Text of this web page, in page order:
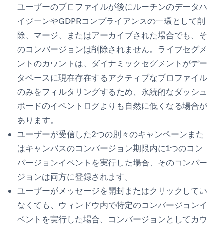
ユーザーのプロファイルが後にルーチンのデータハ
イジーンやGDPRコンプライアンスの一環として削
除、マージ、またはアーカイブされた場合でも、そ
のコンバージョンは削除されません。ライブセグメ
ントのカウントは、ダイナミックセグメントがデー
タベースに現在存在するアクティブなプロファイル
のみをフィルタリングするため、永続的なダッシュ
ボードのイベントログよりも自然に低くなる場合が
あります。
ユーザーが受信した2つの別々のキャンペーンまた
はキャンバスのコンバージョン期限内に1つのコン
バージョンイベントを実行した場合、そのコンバー
ジョンは両方に登録されます。
ユーザーがメッセージを開封またはクリックしてい
なくても、ウィンドウ内で特定のコンバージョンイ
ベントを実行した場合、コンバージョンとしてカウ